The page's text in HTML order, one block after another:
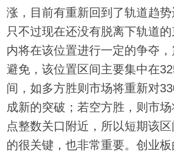
涨，目前有重新回到了轨道趋势
只不过现在还没有脱离下轨道
内将在该位置进行一定的争夺
避免，该位置区间主要集中在
间，如多方胜则市场将重新对
成新的突破；若空方胜，则市
点整数关口附近，所以短期该
的很关键，也非常重要。创业板